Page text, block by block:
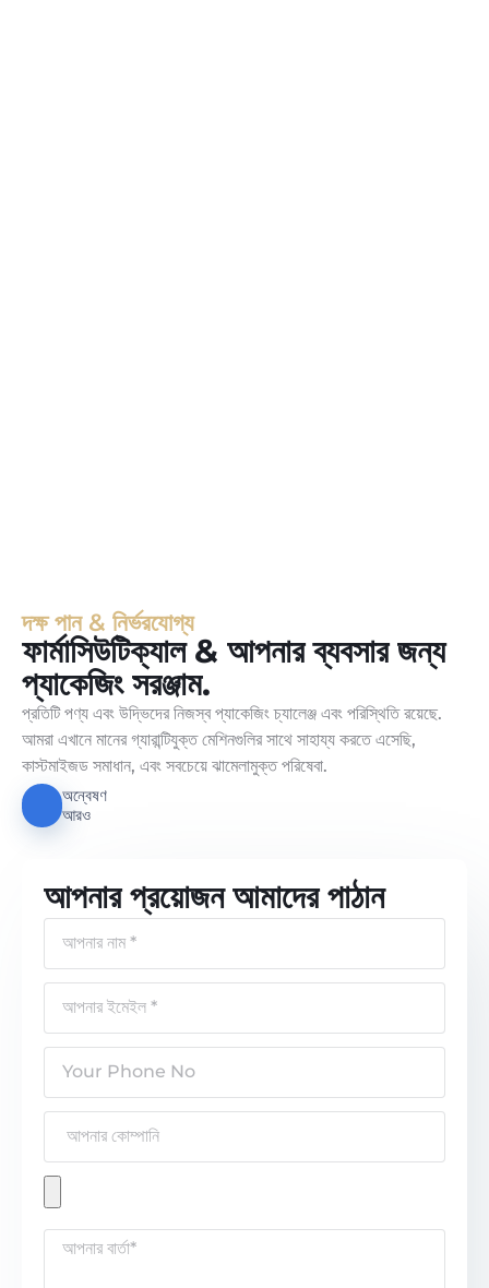
দক্ষ পান & নির্ভরযোগ্য
ফার্মাসিউটিক্যাল & আপনার ব্যবসার জন্য
প্যাকেজিং সরঞ্জাম.
প্রতিটি পণ্য এবং উদ্ভিদের নিজস্ব প্যাকেজিং চ্যালেঞ্জ এবং পরিস্থিতি রয়েছে.
আমরা এখানে মানের গ্যারান্টিযুক্ত মেশিনগুলির সাথে সাহায্য করতে এসেছি,
কাস্টমাইজড সমাধান, এবং সবচেয়ে ঝামেলামুক্ত পরিষেবা.
অন্বেষণ
আরও
আপনার প্রয়োজন আমাদের পাঠান